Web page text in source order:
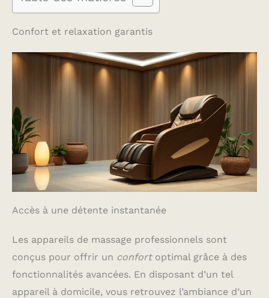
Confort et relaxation garantis
Accès à une détente instantanée
Les appareils de massage professionnels sont
conçus pour offrir un confortoptimal grâce à des
fonctionnalités avancées. En disposant d’un tel
appareil à domicile, vous retrouvez l’ambiance d’un